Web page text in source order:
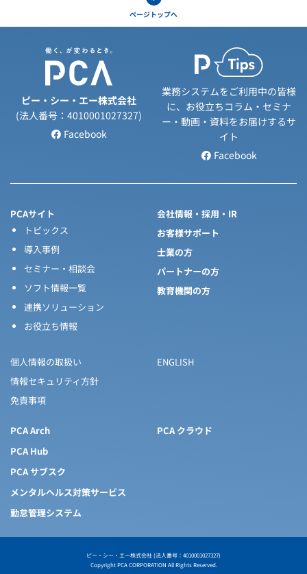
ページトップへ
ピー・シー・エー株式会社
(法人番号：4010001027327)
Facebook
業務システムをご利用中の皆様
に、お役立ちコラム・セミナ
ー・動画・資料をお届けするサ
イト
Facebook
PCAサイト
トピックス
導入事例
セミナー・相談会
ソフト情報一覧
連携ソリューション
お役立ち情報
会社情報・採用・IR
お客様サポート
士業の方
パートナーの方
教育機関の方
個人情報の取扱い
情報セキュリティ方針
免責事項
ENGLISH
PCA Arch
PCA Hub
PCA サブスク
メンタルヘルス対策サービス
勤怠管理システム
PCA クラウド
ピー・シー・エー株式会社 (法人番号：4010001027327)
Copyright PCA CORPORATION All Rights Reserved.